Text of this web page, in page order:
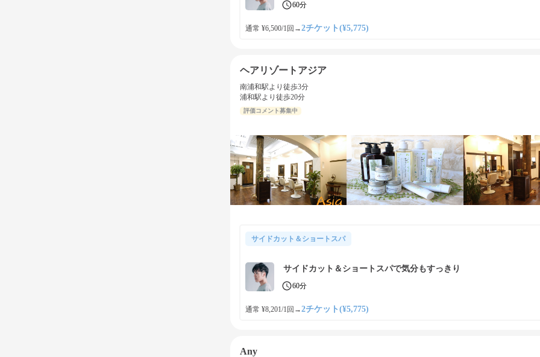
60分
通常 ¥6,500/1回 →2チケット(¥5,775)
ヘアリゾートアジア
南浦和駅より徒歩3分
浦和駅より徒歩20分
評価コメント募集中
サイドカット＆ショートスパ
サイドカット＆ショートスパで気分もすっきり
60分
通常 ¥8,201/1回 →2チケット(¥5,775)
Any